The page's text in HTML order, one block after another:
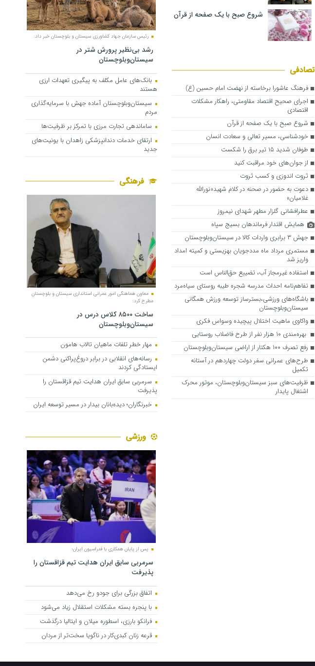
شروع صبح با یک صفحه از قرآن
تصادفی
فرهنگ عاشورا برخاسته از نهضت امام حسین (ع)
اجرای صحیح اقتصاد مقاومتی، راهکار مشکلات
اقتصادی
شروع صبح با یک صفحه از قرآن
خودشناسی، مسیر تعالی و سعادت انسان
طوفان شدید ۱۵ تیر برق را شکست
از جوان‌های خود مراقبت کنید
ثروت اندوزی و کسب ثروت
دعوت به حضور در صحنه در کلام شهید«نورالله
غلامیان»
عطرافشانی گلزار مطهر شهدای نیمروز
همایش اقتدار فرماندهان بسیج سپاه
جهش ۳ برابری واردات کالا در سیستان‌وبلوچستان
مستمری مرداد ماه مددجویان بهزیستی و کمیته امداد
واریز شد
استفاده غیرمجاز آب، تضییع حق‌الناس است
تفاهم‌نامه احداث مدرسه شجره طیبه روستای سیاه‌مرد
باشگاه‌های ورزشی،بسترساز توسعه ورزش همگانی
سیستان‌وبلوچستان
واکاوی ماهیت اختلال پیچیده وسواس فکری
بهره‌مندی ۱۰ هزار نفر از طرح فاضلاب روستایی
رفع تصرف ۱۰۰ هکتار از اراضی سیستان‌وبلوچستان
طرح‌های عمرانی سفر دولت چهاردهم در آستانه
تکمیل
ظرفیت‌های سبز سیستان‌وبلوچستان، موتور محرک
اشتغال پایدار
رئیس سازمان جهاد کشاورزی سیستان و بلوچستان خبر داد:
رشد بی‌نظیر پرورش شتر در
سیستان‌وبلوچستان
بانک‌های عامل مکلف به پیگیری تعهدات ارزی
هستند
سیستان‌وبلوچستان آماده جهش با سرمایه‌گذاری
مردم
ساماندهی تجارت مرزی با تمرکز بر ظرفیت‌ها
ارتقای خدمات دندانپزشکی زاهدان با یونیت‌های
جدید
فرهنگی
معاون هماهنگی امور عمرانی استانداری سیستان ‎‌و بلوچستان
مطرح کرد:
ساخت ۸۵۰۰ کلاس درس در
سیستان‌وبلوچستان
مهار خطر تلفات ماهیان تالاب‌ هامون
رسانه‌های انقلابی در برابر دروغ‌پراکنی دشمن
ایستادگی کردند
سرمربی سابق ایران هدایت تیم قزاقستان را
پذیرفت
خبرنگاران؛ دیده‌بانان بیدار در مسیر توسعه ایران
ورزشی
پس از پایان همکاری با فدراسیون ایران؛
سرمربی سابق ایران هدایت تیم قزاقستان را
پذیرفت
اتفاق بزرگی برای جودو رخ می‌دهد
با پنجره بسته مشکلات استقلال زیاد می‌شود
فرانکو بارزی، اسطوره میلان و ایتالیا درگذشت
قرعه زنان کبدی‌کار در ناگویا سخت‌تر از مردان